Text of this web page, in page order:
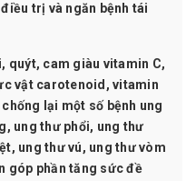
trị và ngăn bệnh tái
quýt, cam giàu vitamin C,
vật carotenoid, vitamin
lại một số bệnh ung
ung thư phổi, ung thư
ung thư vú, ung thư vòm
góp phần tăng sức đề